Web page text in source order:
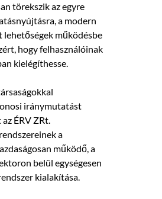
törekszik az egyre
a modern
működésbe
hogy felhasználóinak
kielégíthesse.
iránymutatást
ÉRV ZRt.
a
működő, a
belül egységesen
kialakítása.